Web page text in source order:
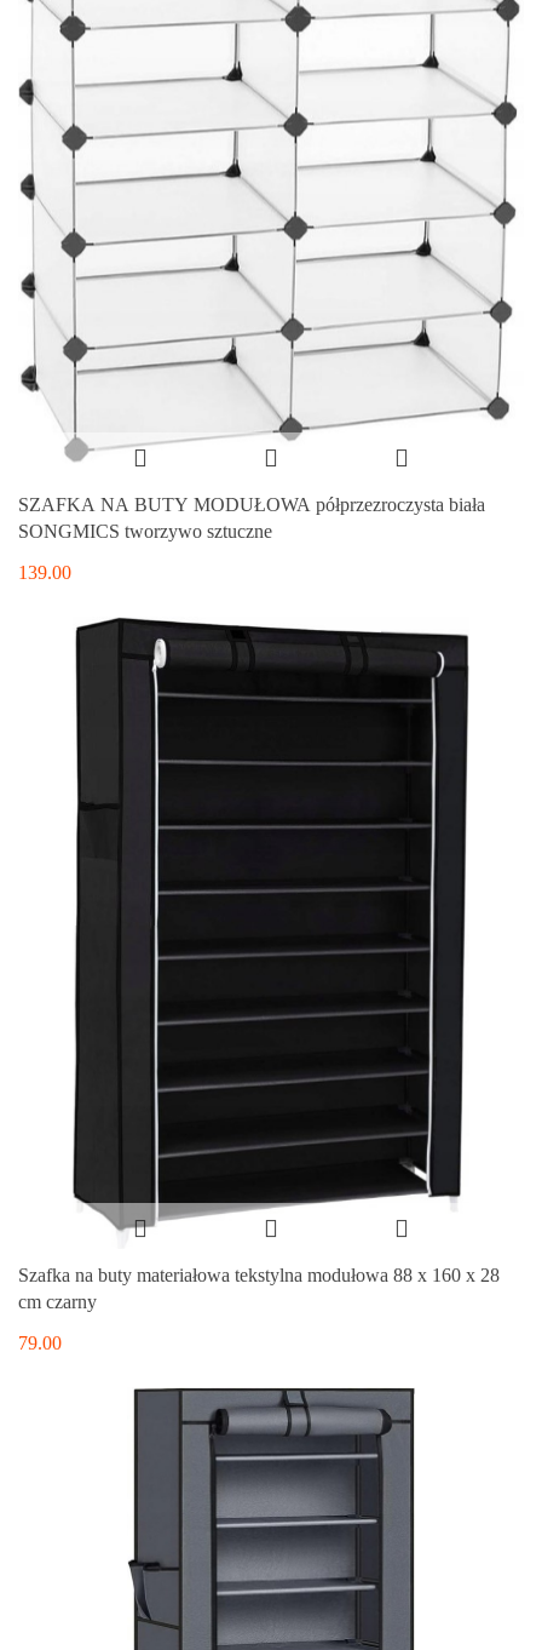
SZAFKA NA BUTY MODUŁOWA półprzezroczysta biała
SONGMICS tworzywo sztuczne
139.00
Szafka na buty materiałowa tekstylna modułowa 88 x 160 x 28
cm czarny
79.00